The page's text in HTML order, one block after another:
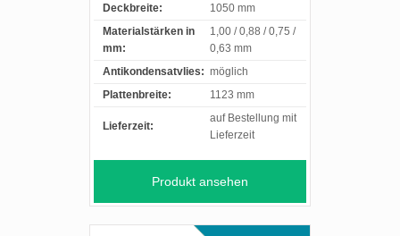
Deckbreite:
1050 mm
Materialstärken in
mm:
1,00 / 0,88 / 0,75 /
0,63 mm
Antikondensatvlies: möglich
Plattenbreite:
1123 mm
Lieferzeit:
auf Bestellung mit
Lieferzeit
Produkt ansehen